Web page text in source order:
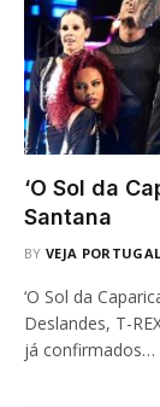
‘O Sol da
Santana
BY VEJA PORTUGAL
‘O Sol da
Deslandes, T-
já confirmados…